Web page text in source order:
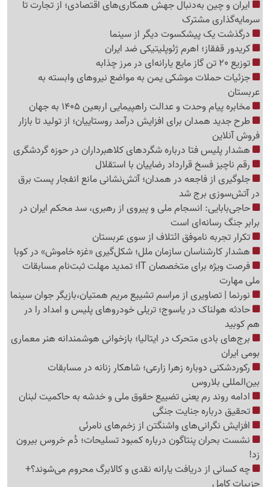
ایران و چین به‌دنبال جهش همکاری‌های اقتصادی؛ از تجارت تا
سرمایه‌گذاری مشترک
درگذشت یک پیشکسوت دیگر از سینما
کریدور قفقاز؛ اهرم ژئوپلیتیکی ضد ایران
توزیع 20 تن گاز مایع یارانه‌ای در مرز چذابه
جزئیات حملات موشکی یمن به مواضع نیروهای وابسته به
عربستان
مخابره پیام وحدت و عدالت راهپیمایی اربعین 1405 به جهان
طرح جدید همدان برای افزایش درآمد روستاییان؛ از تولید تا بازار
فروش آنلاین
هشدار پلیس فتا درباره شگردهای کلاهبرداران در حوزه گردشگری
رقم ناچیز فسخ قرارداد رضاییان با استقلال
جلوگیری از فاجعه در همدان؛ آتش‌نشانی مانع انفجار پست برق
در آتش‌سوزی برج شد
حاجی‌بابایی: انسجام ملی و پیروی از رهبری، سد محکم ایران در
برابر جنگ رسانه‌ای است
تکرار تجربه ناموفق ائتلاف از سوی عربستان
هشدار کارشناسان سازمان ملل؛ شکل‌گیری «غزه‌ خاموش» در کوبا
فرصت ویژه برای متخصصان IT؛ تمدید مهلت ثبت‌نام مسابقات
ملی مهارت
نورنما | تصاویری از مراسم تشییع مریم همتیان،بازیگر جوان سینما
حادثه هولناک در یاسوج؛ تریلی خودروهای پلیس و امداد را در
هم کوبید
برج‌های بادی متحرک در ایتالیا؛ بازخوانی هوشمندانه هنر معماری
بومی ایران
رکوردشکنی دوباره زهرا زارعی؛ شاهکار زنانه در مسابقات
بین‌المللی بلاروس
ادامه روند رم یعنی تضییع حقوق ملی و خدشه به حاکمیت لبنان
تحقیق درباره جنایت جنگی
افزایش نگرانی‌های واشنگتن از زخم‌های نامرئی
نشست بحران پنتاگون درباره کمبود تسلیحات؛ دُم خروس بیرون
زد!
چه کسانی از دریافت یارانه نقدی و کالابرگ محروم می‌شوند؟+